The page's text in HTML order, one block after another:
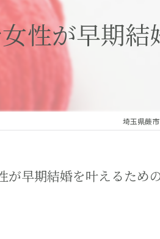
性が早期
埼玉県蕨
が早期結婚を叶えるため